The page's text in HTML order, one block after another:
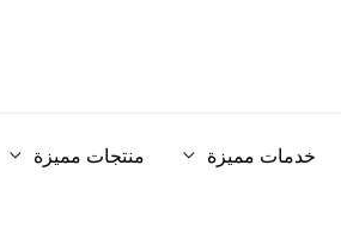
خدمات مميزة منتجات مميزة